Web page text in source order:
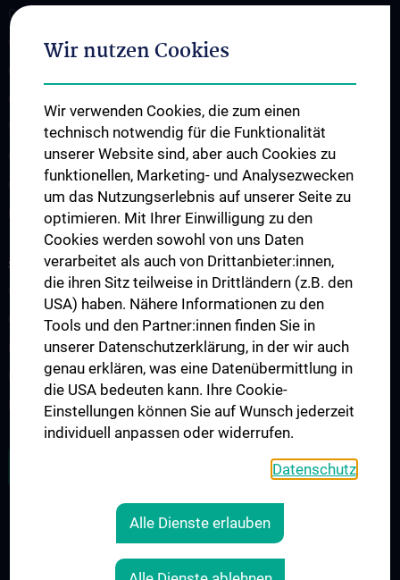
CCP Starter Grant
CCP Next Generation
Wissenschaft in der Geburtshilfe
CCP Researcher
CCP Boards
PPIE - Patient and Public Involvement and Engagement
STUDIES, TRAINING AND FURTHER EDUCATION
CCP Ringvorlesung
CCP Simulation and Innovation Lab
Fortbildungen Geburtshilfe
Fortbildungen Transfusionsmedizin
Fortbildungen der Kinder- und Jugendpsychiatrie
Wir nutzen Cookies
Wir verwenden Cookies, die zum einen
technisch notwendig für die Funktionalität
unserer Website sind, aber auch Cookies zu
funktionellen, Marketing- und Analysezwecken
um das Nutzungserlebnis auf unserer Seite zu
optimieren. Mit Ihrer Einwilligung zu den
Cookies werden sowohl von uns Daten
verarbeitet als auch von Drittanbieter:innen,
die ihren Sitz teilweise in Drittländern (z.B. den
USA) haben. Nähere Informationen zu den
Tools und den Partner:innen finden Sie in
unserer Datenschutzerklärung, in der wir auch
genau erklären, was eine Datenübermittlung in
die USA bedeuten kann. Ihre Cookie-
Einstellungen können Sie auf Wunsch jederzeit
individuell anpassen oder widerrufen.
Datenschutz
Alle Dienste erlauben